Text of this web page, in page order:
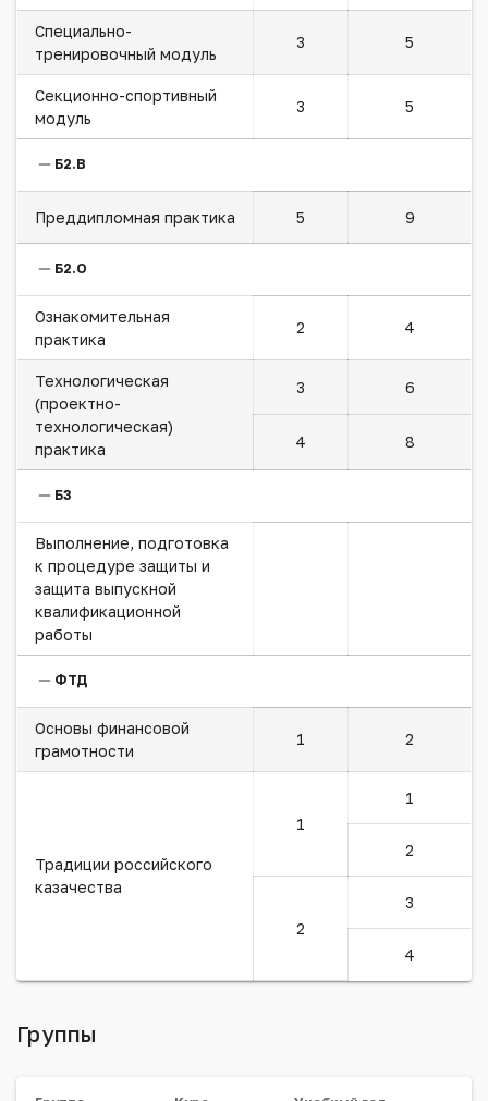
Специально-
тренировочный модуль
3 5
Секционно-спортивный
модуль
3 5
Б2.В
Преддипломная практика 5 9
Б2.О
Ознакомительная
практика
2 4
Технологическая
(проектно-
технологическая)
практика
3 6
4 8
Б3
Выполнение, подготовка
к процедуре защиты и
защита выпускной
квалификационной
работы
ФТД
Основы финансовой
грамотности
1 2
Традиции российского
казачества
1
1
2
2
3
4
Группы